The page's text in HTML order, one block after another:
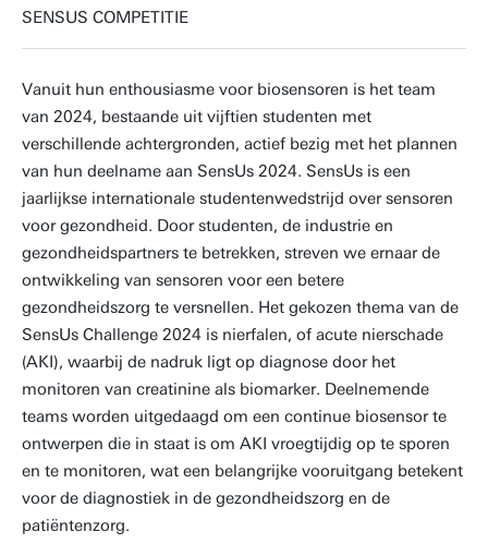
SENSUS COMPETITIE
Vanuit hun enthousiasme voor biosensoren is het team
van 2024, bestaande uit vijftien studenten met
verschillende achtergronden, actief bezig met het plannen
van hun deelname aan SensUs 2024. SensUs is een
jaarlijkse internationale studentenwedstrijd over sensoren
voor gezondheid. Door studenten, de industrie en
gezondheidspartners te betrekken, streven we ernaar de
ontwikkeling van sensoren voor een betere
gezondheidszorg te versnellen. Het gekozen thema van de
SensUs Challenge 2024 is nierfalen, of acute nierschade
(AKI), waarbij de nadruk ligt op diagnose door het
monitoren van creatinine als biomarker. Deelnemende
teams worden uitgedaagd om een continue biosensor te
ontwerpen die in staat is om AKI vroegtijdig op te sporen
en te monitoren, wat een belangrijke vooruitgang betekent
voor de diagnostiek in de gezondheidszorg en de
patiëntenzorg.